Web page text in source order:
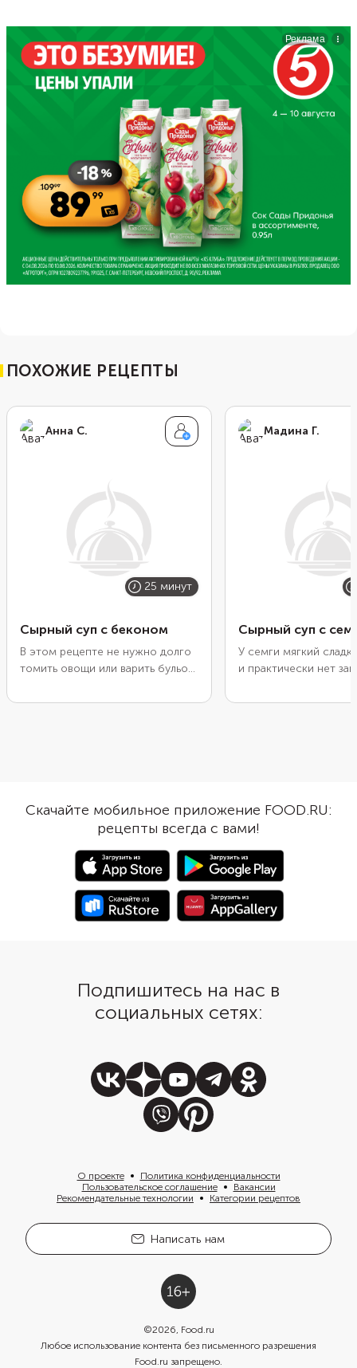
ПОХОЖИЕ РЕЦЕПТЫ
Анна С.
25 минут
Сырный суп с беконом
В этом рецепте не нужно долго
томить овощи или варить бульон.
все равно получится наваристым
добавьте лапшу быстрого
приготовления. Дайте ей
распариться, и можно разливать
суп по тарелкам. Если добавите в
суп приправу из-под лапши, то
дополнительные специи не
понадобятся: будет достаточно
соли и черного перца.
Мадина Г.
Сырный суп с
У семги мягкий
и практически нет
сытнее и придаст ей
Скачайте мобильное приложение FOOD.RU:
рецепты всегда с вами!
Подпишитесь на нас в
социальных сетях:
О проекте
Политика конфиденциальности
Пользовательское соглашение
Вакансии
Рекомендательные технологии
Категории рецептов
Написать нам
©2026, Food.ru
Любое использование контента без письменного разрешения
Food.ru запрещено.